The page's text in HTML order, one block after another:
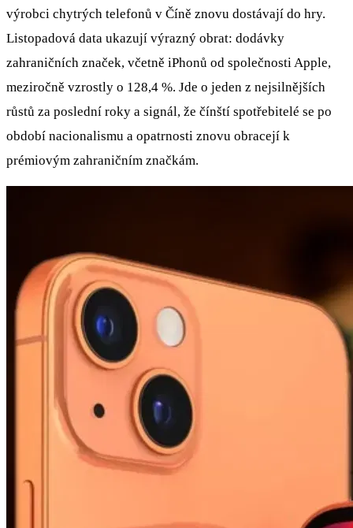
výrobci chytrých telefonů v Číně znovu dostávají do hry.
Listopadová data ukazují výrazný obrat: dodávky
zahraničních značek, včetně iPhonů od společnosti Apple,
meziročně vzrostly o 128,4 %. Jde o jeden z nejsilnějších
růstů za poslední roky a signál, že čínští spotřebitelé se po
období nacionalismu a opatrnosti znovu obracejí k
prémiovým zahraničním značkám.